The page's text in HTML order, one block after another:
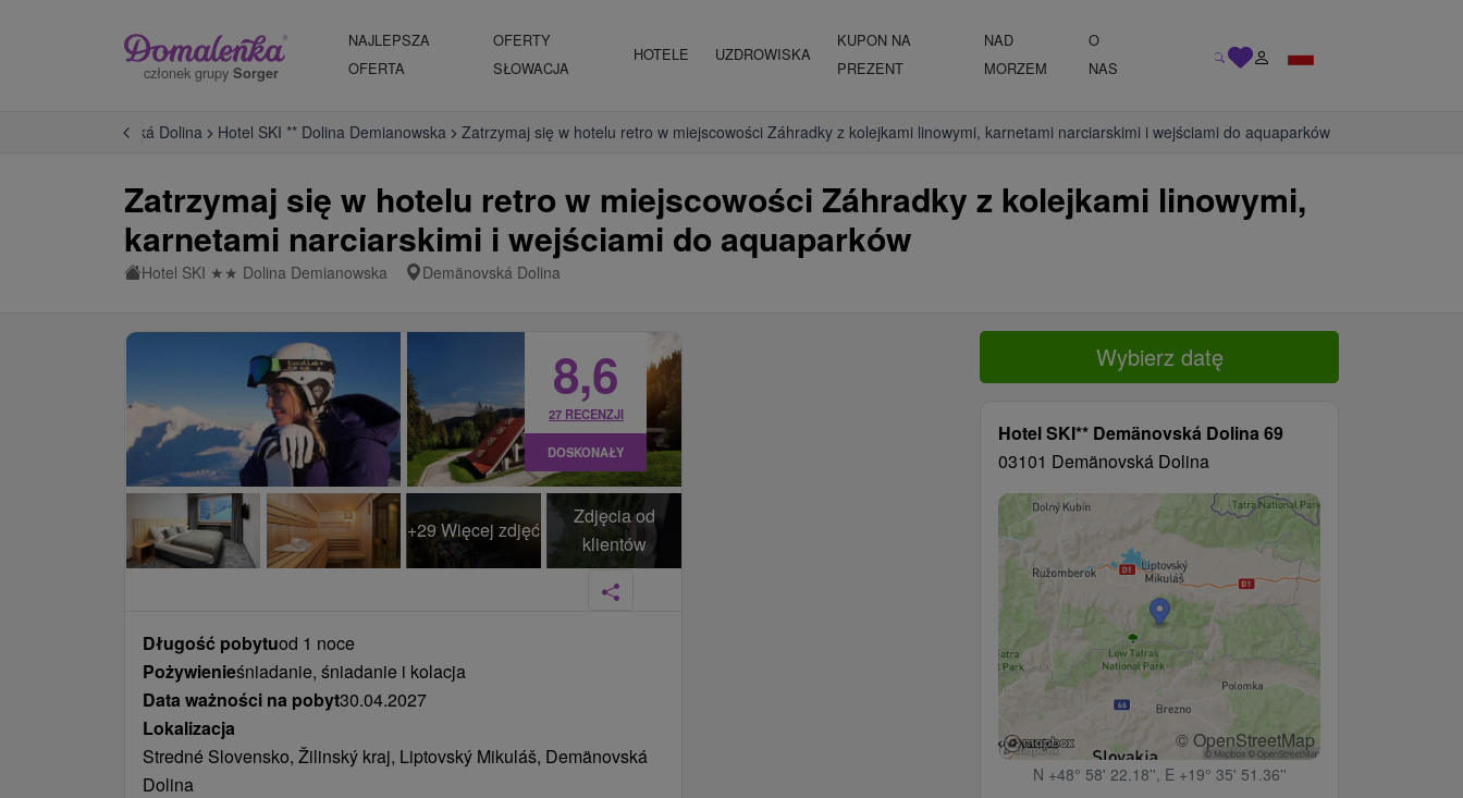
członek grupy Sorger
NAJLEPSZA
OFERTA
OFERTY
SŁOWACJA
HOTELE UZDROWISKA
KUPON NA
PREZENT
NAD
MORZEM
O
NAS
Demänovská Dolina Hotel SKI ** Dolina Demianowska Zatrzymaj się w hotelu retro w miejscowości Záhradky z kolejkami linowymi, karnetami narciarskimi i wejściami do aquaparków
Zatrzymaj się w hotelu retro w miejscowości Záhradky z kolejkami linowymi,
karnetami narciarskimi i wejściami do aquaparków
Hotel SKI ★ ★ Dolina Demianowska Demänovská Dolina
Wybierz datę
Hotel SKI** Demänovská Dolina 69
03101 Demänovská Dolina
© OpenStreetMap
N +48° 58' 22.18'', E +19° 35' 51.36''
+29 Więcej zdjęć
Zdjęcia od
klientów
8,6
27 RECENZJI
DOSKONAŁY
Długość pobytuod 1 noce
Pożywienieśniadanie, śniadanie i kolacja
Data ważności na pobyt30.04.2027
Lokalizacja
Stredné Slovensko, Žilinský kraj, Liptovský Mikuláš, Demänovská
Dolina